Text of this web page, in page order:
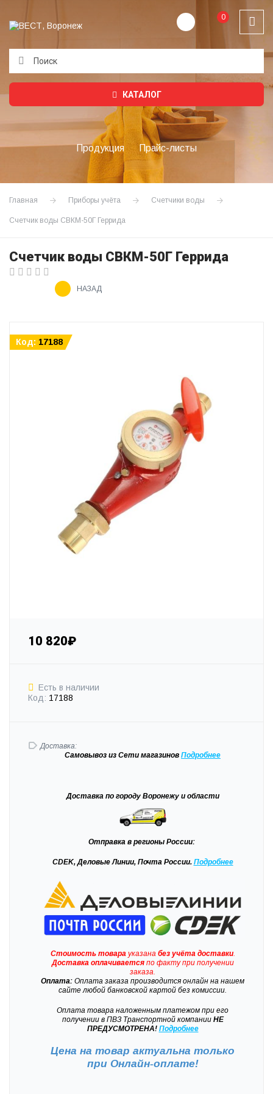
0
КАТАЛОГ
Продукция Прайс-листы
Главная Приборы учёта Счетчики воды
Счетчик воды СВКМ-50Г Геррида
Счетчик воды СВКМ-50Г Геррида
НАЗАД
Код: 17188
10 820₽
Есть в наличии
Код: 17188
Доставка:
Самовывоз из Сети магазинов Подробнее
Доставка по городу Воронежу и области
Отправка в регионы России:
CDEK, Деловые Линии, Почта России. Подробнее
Стоимость товарауказана без учёта доставки.
Доставкаоплачиваетсяпо факту при получении
заказа.
Оплата: Оплата заказа производится онлайн на нашем
сайте любой банковской картой без комиссии.
Оплата товара наложенным платежом при его
получении в ПВЗ Транспортной компанииНЕ
ПРЕДУСМОТРЕНА! Подробнее
Цена на товар актуальна только
при Онлайн-оплате!